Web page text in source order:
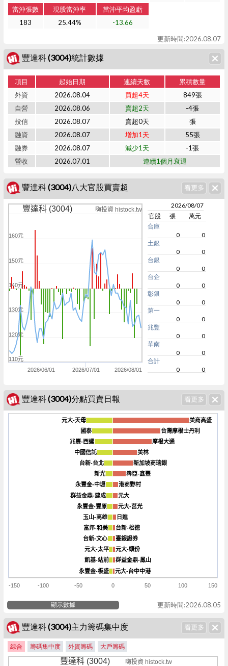
當沖張數 現股當沖率
當沖平均盈虧
183
25.44%
-13.66
更新時間:2026.08.07
豐達科 (3004)統計數據
項目 起始日期 連續天數
累積數量
外資
2026.08.04 買超4天
849張
自營
2026.08.06 賣超2天
-4張
投信
2026.08.07 賣超0天
張
融資
2026.08.07 增加1天
55張
融券
2026.08.07 減少1天
-1張
營收
2026.07.01 連續1個月衰退
豐達科 (3004)八大官股買賣超
豐達科 (3004) 嗨投資 histock.tw
2026/06/01 2026/07/01 2026/08/01
110元
120元
130元
140元
150元
160元
-3k
2026/08/07
官股
張
萬元
合庫
0
0
土銀
0
0
台銀
0
0
台企
0
0
彰銀
0
0
第一
0
0
兆豐
0
0
華南
0
0
合計
0
0
豐達科 (3004)分點買賣日報
美商高盛
美商高盛
台灣摩根士丹利
台灣摩根士丹利
摩根大通
摩根大通
美林
美林
新加坡商瑞銀
新加坡商瑞銀
犇亞-鑫豐
犇亞-鑫豐
港商野村
港商野村
元大
元大
元大-莒光
元大-莒光
日進
日進
台新-松德
台新-松德
臺銀證券
臺銀證券
元大-頭份
元大-頭份
群益金鼎-鳳山
群益金鼎-鳳山
元大-台中中港
元大-台中中港
元大-天母
元大-天母
國泰
國泰
兆豐-西螺
兆豐-西螺
中國信託
中國信託
台新-台北
台新-台北
新光
新光
永豐金-中壢
永豐金-中壢
群益金鼎-建成
群益金鼎-建成
永豐金-豐原
永豐金-豐原
玉山-高雄
玉山-高雄
富邦-和美
富邦-和美
台新-文心
台新-文心
元大-太平
元大-太平
凱基-站前
凱基-站前
永豐金-板盛
永豐金-板盛
-50 0 50 100
-150 -100 150
顯示數據 更新時間:2026.08.05
豐達科 (3004)主力籌碼集中度
綜合 籌碼集中度 外資籌碼 大戶籌碼
豐達科 (3004) 嗨投資 histock.tw